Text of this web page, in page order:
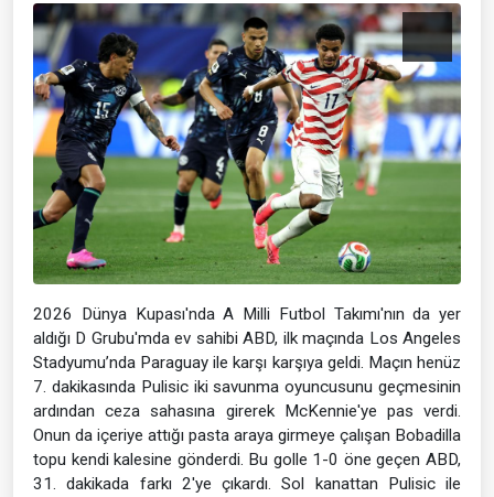
2026 Dünya Kupası'nda A Milli Futbol Takımı'nın da yer
aldığı D Grubu'mda ev sahibi ABD, ilk maçında Los Angeles
Stadyumu’nda Paraguay ile karşı karşıya geldi. Maçın henüz
7. dakikasında Pulisic iki savunma oyuncusunu geçmesinin
ardından ceza sahasına girerek McKennie'ye pas verdi.
Onun da içeriye attığı pasta araya girmeye çalışan Bobadilla
topu kendi kalesine gönderdi. Bu golle 1-0 öne geçen ABD,
31. dakikada farkı 2'ye çıkardı. Sol kanattan Pulisic ile